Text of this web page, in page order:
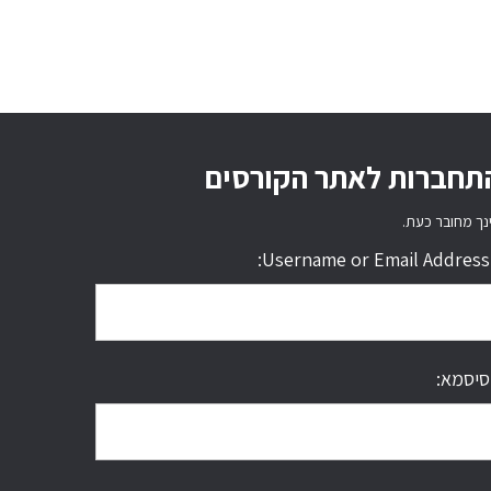
לאתר הקורסים
מחובר כעת.
Username or Email Address:
סיסמא: